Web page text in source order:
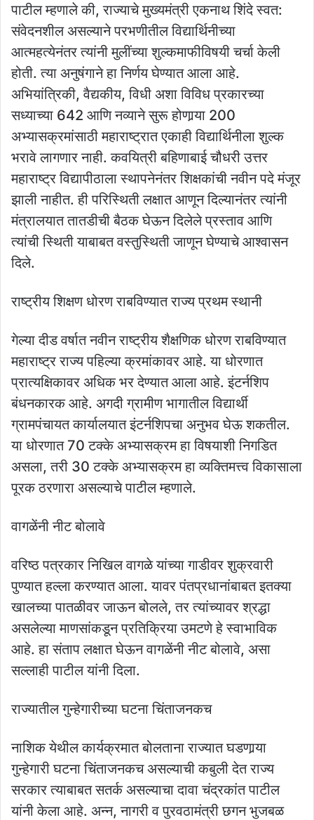
पाटील म्हणाले की, राज्याचे मुख्यमंत्री एकनाथ शिंदे स्वत:
संवेदनशील असल्याने परभणीतील विद्यार्थिनीच्या
आत्महत्येनंतर त्यांनी मुलींच्या शुल्कमाफीविषयी चर्चा केली
होती. त्या अनुषंगाने हा निर्णय घेण्यात आला आहे.
अभियांत्रिकी, वैद्यकीय, विधी अशा विविध प्रकारच्या
सध्याच्या 642 आणि नव्याने सुरू होणार्‍या 200
अभ्यासक्रमांसाठी महाराष्ट्रात एकाही विद्यार्थिनीला शुल्क
भरावे लागणार नाही. कवयित्री बहिणाबाई चौधरी उत्तर
महाराष्ट्र विद्यापीठाला स्थापनेनंतर शिक्षकांची नवीन पदे मंजूर
झाली नाहीत. ही परिस्थिती लक्षात आणून दिल्यानंतर त्यांनी
मंत्रालयात तातडीची बैठक घेऊन दिलेले प्रस्ताव आणि
त्यांची स्थिती याबाबत वस्तुस्थिती जाणून घेण्याचे आश्वासन
दिले.
राष्ट्रीय शिक्षण धोरण राबविण्यात राज्य प्रथम स्थानी
गेल्या दीड वर्षात नवीन राष्ट्रीय शैक्षणिक धोरण राबविण्यात
महाराष्ट्र राज्य पहिल्या क्रमांकावर आहे. या धोरणात
प्रात्यक्षिकावर अधिक भर देण्यात आला आहे. इंटर्नशिप
बंधनकारक आहे. अगदी ग्रामीण भागातील विद्यार्थी
ग्रामपंचायत कार्यालयात इंटर्नशिपचा अनुभव घेऊ शकतील.
या धोरणात 70 टक्के अभ्यासक्रम हा विषयाशी निगडित
असला, तरी 30 टक्के अभ्यासक्रम हा व्यक्तिमत्त्व विकासाला
पूरक ठरणारा असल्याचे पाटील म्हणाले.
वागळेंनी नीट बोलावे
वरिष्ठ पत्रकार निखिल वागळे यांच्या गाडीवर शुक्रवारी
पुण्यात हल्ला करण्यात आला. यावर पंतप्रधानांबाबत इतक्या
खालच्या पातळीवर जाऊन बोलले, तर त्यांच्यावर श्रद्धा
असलेल्या माणसांकडून प्रतिक्रिया उमटणे हे स्वाभाविक
आहे. हा संताप लक्षात घेऊन वागळेंनी नीट बोलावे, असा
सल्लाही पाटील यांनी दिला.
राज्यातील गुन्हेगारीच्या घटना चिंताजनकच
नाशिक येथील कार्यक्रमात बोलताना राज्यात घडणार्‍या
गुन्हेगारी घटना चिंताजनकच असल्याची कबुली देत राज्य
सरकार त्याबाबत सतर्क असल्याचा दावा चंद्रकांत पाटील
यांनी केला आहे. अन्न, नागरी व पुरवठामंत्री छगन भुजबळ